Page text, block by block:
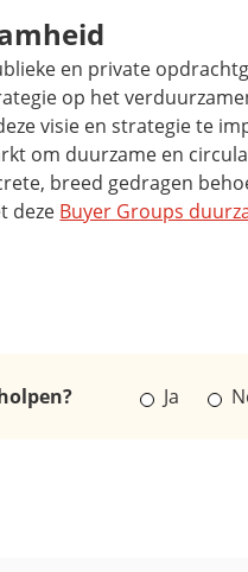
en private
op het
visie en strategie te
om duurzame en
breed gedragen
deze Buyer Groups
Ja